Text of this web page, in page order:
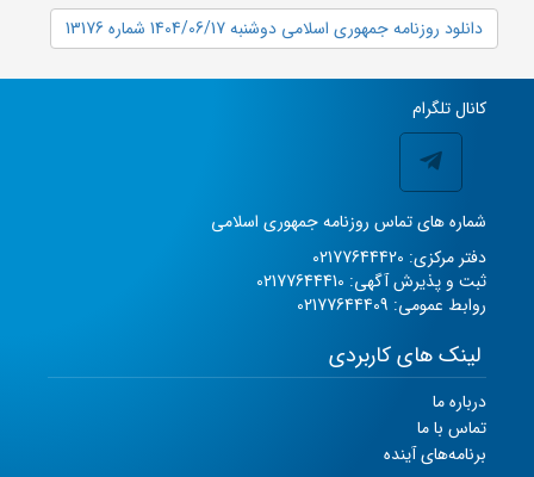
دانلود روزنامه جمهوری اسلامی دوشنبه 1404/06/17 شماره 13176
کانال تلگرام
شماره های تماس روزنامه جمهوری اسلامی
دفتر مرکزی: 02177644420
ثبت و پذیرش آگهی: 02177644410
روابط عمومی: 02177644409
لینک های کاربردی
درباره ما
تماس با ما
برنامه‌های آینده